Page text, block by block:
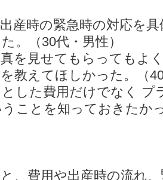
出産時の緊急時の対応を
。（30代・男性）
真を見せてもらってもよ
教えてほしかった。（
とした費用だけでなく プ
ことを知っておきたか
、費用や出産時の流れ